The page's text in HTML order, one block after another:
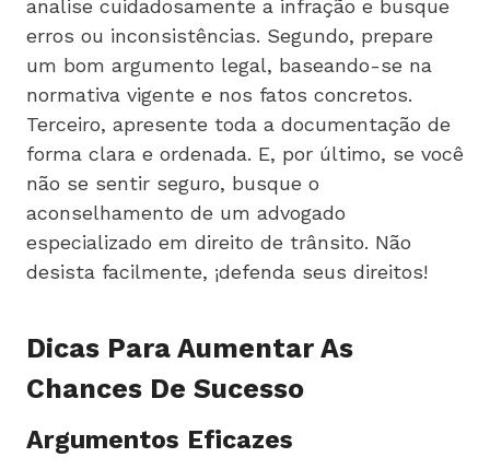
analise cuidadosamente a infração e busque
erros ou inconsistências. Segundo, prepare
um bom argumento legal, baseando-se na
normativa vigente e nos fatos concretos.
Terceiro, apresente toda a documentação de
forma clara e ordenada. E, por último, se você
não se sentir seguro, busque o
aconselhamento de um advogado
especializado em direito de trânsito. Não
desista facilmente, ¡defenda seus direitos!
Dicas Para Aumentar As
Chances De Sucesso
Argumentos Eficazes